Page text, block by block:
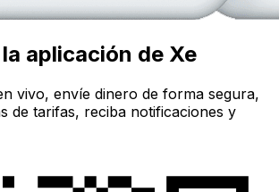
aplicación de Xe
vivo, envíe dinero de forma segura,
de tarifas, reciba notificaciones y